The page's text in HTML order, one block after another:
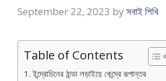
September 22, 2023 by সবাই শিখি
Table of Contents
ইন্দ্রোচিনের ঠান্ডা লড়াইয়ে কেন্দ্রে রূপান্তর